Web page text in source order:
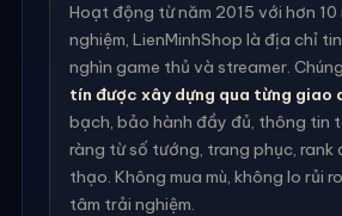
Hoạt động từ năm 2015 với hơn 10
nghiệm, LienMinhShop là địa chỉ
nghìn game thủ và streamer.
tín được xây dựng qua từng giao
bạch, bảo hành đầy đủ, thông tin
ràng từ số tướng, trang phục, rank
thạo. Không mua mù, không lo rủi
tâm trải nghiệm.